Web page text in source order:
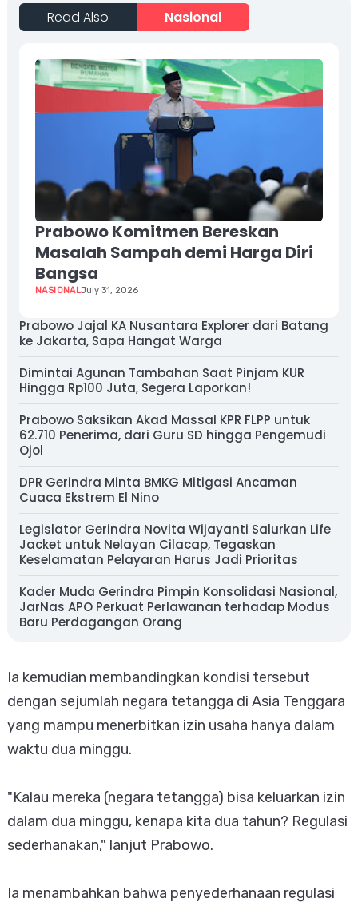
Read Also Nasional
Prabowo Komitmen Bereskan
Masalah Sampah demi Harga Diri
Bangsa
NASIONALJuly 31, 2026
Prabowo Jajal KA Nusantara Explorer dari Batang
ke Jakarta, Sapa Hangat Warga
Dimintai Agunan Tambahan Saat Pinjam KUR
Hingga Rp100 Juta, Segera Laporkan!
Prabowo Saksikan Akad Massal KPR FLPP untuk
62.710 Penerima, dari Guru SD hingga Pengemudi
Ojol
DPR Gerindra Minta BMKG Mitigasi Ancaman
Cuaca Ekstrem El Nino
Legislator Gerindra Novita Wijayanti Salurkan Life
Jacket untuk Nelayan Cilacap, Tegaskan
Keselamatan Pelayaran Harus Jadi Prioritas
Kader Muda Gerindra Pimpin Konsolidasi Nasional,
JarNas APO Perkuat Perlawanan terhadap Modus
Baru Perdagangan Orang
Ia kemudian membandingkan kondisi tersebut
dengan sejumlah negara tetangga di Asia Tenggara
yang mampu menerbitkan izin usaha hanya dalam
waktu dua minggu.
"Kalau mereka (negara tetangga) bisa keluarkan izin
dalam dua minggu, kenapa kita dua tahun? Regulasi
sederhanakan," lanjut Prabowo.
Ia menambahkan bahwa penyederhanaan regulasi